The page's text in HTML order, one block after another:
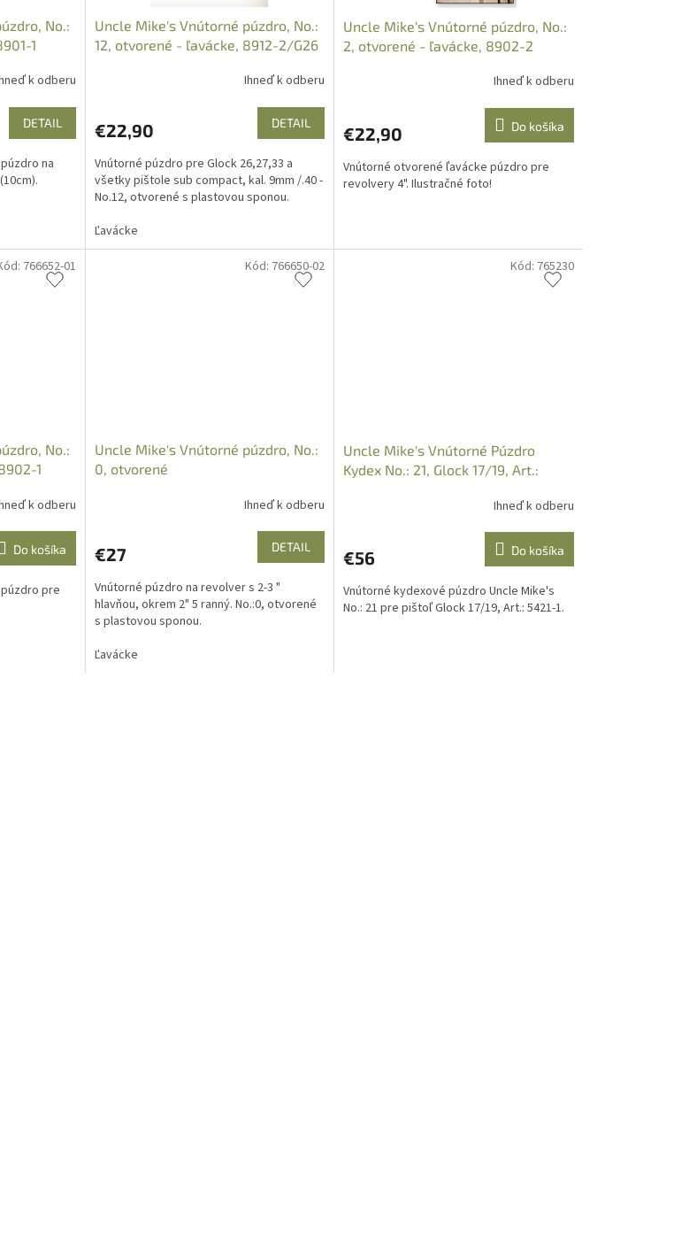
No.:
1
k odberu
DETAIL
na
Uncle Mike's Vnútorné púzdro, No.:
12, otvorené - ľavácke, 8912-2/G26
Ihneď k odberu
€22,90 DETAIL
Vnútorné púzdro pre Glock 26,27,33 a
všetky pištole sub compact, kal. 9mm /.40 -
No.12, otvorené s plastovou sponou.
Ľavácke
Uncle Mike's Vnútorné púzdro, No.:
2, otvorené - ľavácke, 8902-2
Ihneď k odberu
€22,90 Do košíka
Vnútorné otvorené ľavácke púzdro pre
revolvery 4". Ilustračné foto!
No.:
1
k odberu
Do košíka
pre
766652-01
Uncle Mike's Vnútorné púzdro, No.:
0, otvorené
Ihneď k odberu
€27 DETAIL
Vnútorné púzdro na revolver s 2-3 "
hlavňou, okrem 2" 5 ranný. No.:0, otvorené
s plastovou sponou.
Ľavácke
Kód: 766650-02
Uncle Mike's Vnútorné Púzdro
Kydex No.: 21, Glock 17/19, Art.:
Ihneď k odberu
€56 Do košíka
Vnútorné kydexové púzdro Uncle Mike's
No.: 21 pre pištoľ Glock 17/19, Art.: 5421-1.
Kód: 765230